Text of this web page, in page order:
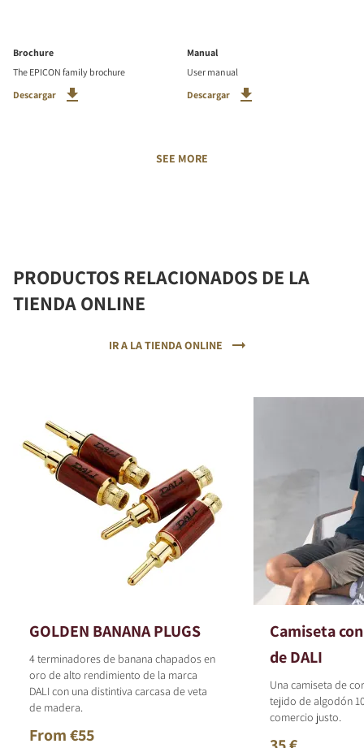
Brochure
The EPICON family brochure
Descargar
Manual
User manual
Descargar
SEE MORE
PRODUCTOS RELACIONADOS DE LA
TIENDA ONLINE
IR A LA TIENDA ONLINE
GOLDEN BANANA PLUGS
4 terminadores de banana chapados en
oro de alto rendimiento de la marca
DALI con una distintiva carcasa de veta
de madera.
From €55
Camiseta
de DALI
Una camiseta de
tejido de algodón
comercio justo.